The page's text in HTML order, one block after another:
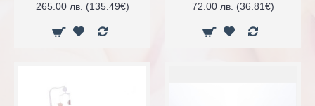
265.00 лв. (135.49€)
72.00 лв. (36.81€)